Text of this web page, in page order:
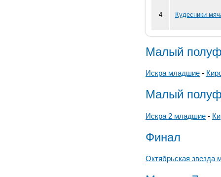
4 Кудесники
Малый
Искра младшие -
Малый
Искра 2 младшие -
Финал
Октябрьская звезда